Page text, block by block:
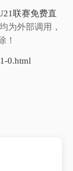
联赛免费直
为外部调用，
！
0.html